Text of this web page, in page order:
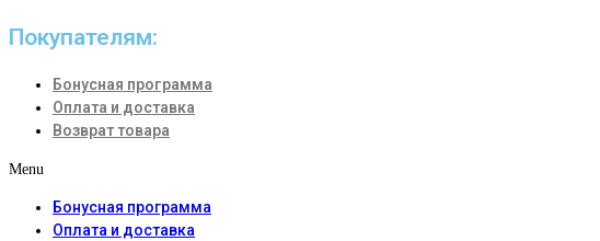
Покупателям:
Бонусная программа
Оплата и доставка
Возврат товара
Menu
Бонусная программа
Оплата и доставка